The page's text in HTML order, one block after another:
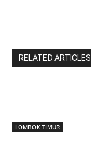
RELATED ARTICLES
LOMBOK TIMUR